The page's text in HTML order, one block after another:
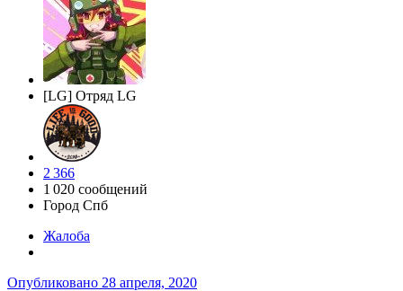
[LG] Отряд LG
2 366
1 020 сообщений
Город Спб
Жалоба
Опубликовано 28 апреля, 2020